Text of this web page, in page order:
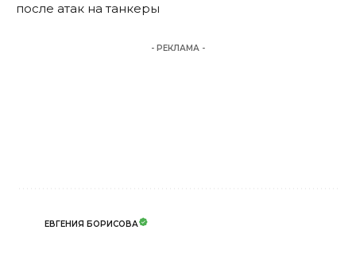
после атак на танкеры
- РЕКЛАМА -
ЕВГЕНИЯ БОРИСОВА